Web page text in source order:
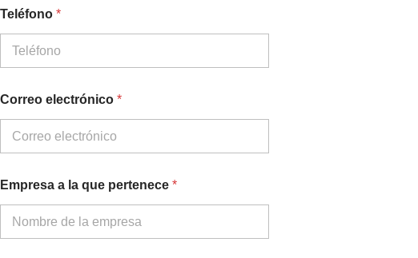
t
o
E
p
e
c
t
ó
Teléfono *
Correo electrónico *
Empresa a la que pertenece *